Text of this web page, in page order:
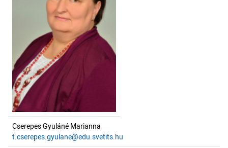
Cserepes Gyuláné Marianna
t.cserepes.gyulane@edu.svetits.hu